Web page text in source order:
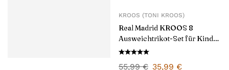
KROOS (TONI KROOS)
Real Madrid KROOS 8
Ausweichtrikot-Set für Kinder
2024/25
55,99€ 35,99 €